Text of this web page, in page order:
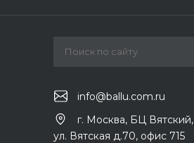
info@ballu.com.ru
г. Москва, БЦ Вятский,
ул. Вятская д.70, офис 715